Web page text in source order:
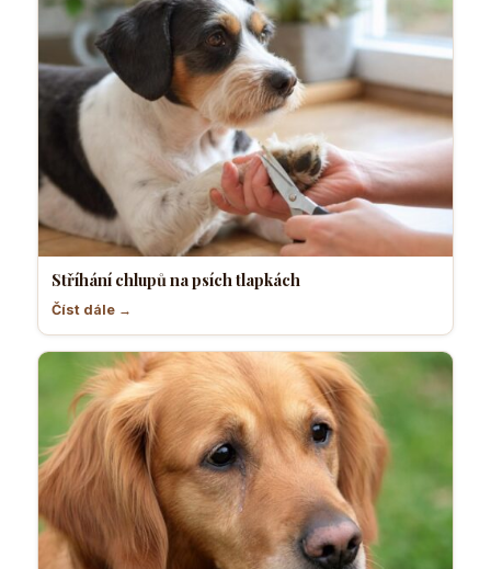
Stříhání chlupů na psích tlapkách
Číst dále →